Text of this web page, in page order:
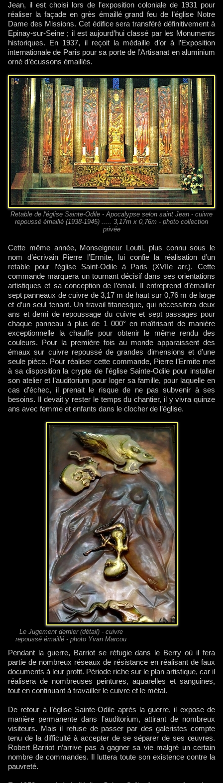
Jean, il est choisi lors de l’exposition coloniale de 1931 pour
réaliser la façade en grès émaillé grand feu de l’église Notre
Dame des Missions. Cet édifice sera transféré définitivement à
Epinay-sur-Seine ; il est aujourd’hui classé par les Monuments
historiques. En 1937, il reçoit la médaille d’or à l’Exposition
internationale de Paris pour sa porte de l’Artisanat en aluminium
orné d’écussons émaillés.
Retable de l'église Sainte-Odile - Apocalypse selon saint Jean - cuivre
repoussé émaillé (1938-1945) ..... 3,17m x 0,76m - photo collection
privée
Cette même année, Monseigneur Loutil, plus connu sous le
nom d’écrivain Pierre l’Ermite, lui confie la réalisation d’un
retable pour l’église Saint-Odile à Paris (XVIIe arr.). Cette
commande marquera un tournant décisif dans ses orientations
artistiques et sa conception de l’émail. Il entreprend d’émailler
sept panneaux de cuivre de 3,17 m de haut sur 0,76 m de large
et d’un seul tenant. Un travail titanesque, qui nécessitera deux
ans et demi de repoussage du cuivre et sept passages pour
chaque panneau à plus de 1 000° en maîtrisant de manière
exceptionnelle la chauffe pour obtenir le même rendu des
couleurs. Pour la première fois au monde apparaissent des
émaux sur cuivre repoussé de grandes dimensions et d’une
seule pièce. Pour réaliser cette commande, Pierre l’Ermite met
à sa disposition la crypte de l’église Sainte-Odile pour installer
son atelier et l’auditorium pour loger sa famille, pour laquelle en
cas d’échec, il prenait le risque de ne pas subvenir à ses
besoins. Il devait y rester le temps du chantier, il y vivra quinze
ans avec femme et enfants dans le clocher de l’église.
Le Jugement dernier (détail) - cuivre
repoussé émaillé - photo Yvan Marcou
Pendant la guerre, Barriot se réfugie dans le Berry où il fera
partie de nombreux réseaux de résistance en réalisant de faux
documents à leur profit. Période riche sur le plan artistique, car il
réalisera de nombreuses peintures, aquarelles et sanguines,
tout en continuant à travailler le cuivre et le métal.
De retour à l’église Sainte-Odile après la guerre, il expose de
manière permanente dans l’auditorium, attirant de nombreux
visiteurs. Mais il refuse de passer par des galeristes compte
tenu de la difficulté à accepter de se séparer de ses œuvres.
Robert Barriot n’arrive pas à gagner sa vie malgré un certain
nombre de commandes. Il luttera toute son existence contre la
pauvreté.